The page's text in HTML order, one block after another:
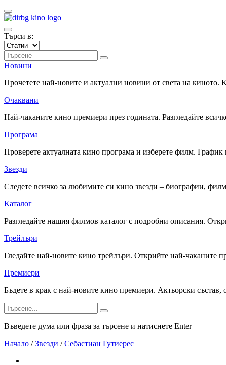
Търси в:
Новини
Прочетете най-новите и актуални новини от света на
Очаквани
Най-чаканите кино премиери през годината. Разгледайте
Програма
Проверете актуалната кино програма и изберете филм.
Звезди
Следете всичко за любимите си кино звезди – биографии,
Каталог
Разгледайте нашия филмов каталог с подробни описания.
Трейлъри
Гледайте най-новите кино трейлъри. Открийте най-чаканите
Премиери
Бъдете в крак с най-новите кино премиери. Актьорски състав,
Въведете дума или фраза за търсене и натиснете Enter
Начало / Звезди / Себастиан Гутиерес